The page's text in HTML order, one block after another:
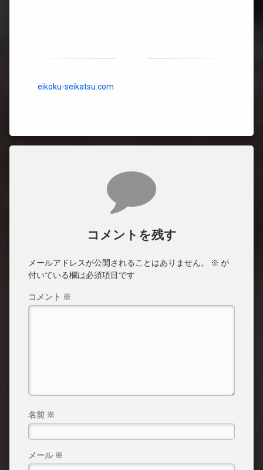
eikoku-seikatsu.com
コメントを残す
メールアドレスが公開されることはありません。 ※ が
付いている欄は必須項目です
コメント ※
名前 ※
メール ※